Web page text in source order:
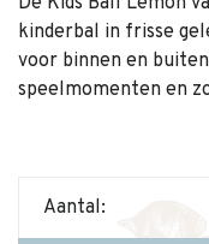
kinderbal in frisse
voor binnen en
speelmomenten en
Aantal: